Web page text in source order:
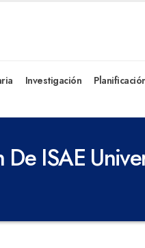
Investigación
ISAE